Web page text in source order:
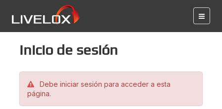
Inicio de sesión
Debe iniciar sesión para acceder a esta
página.